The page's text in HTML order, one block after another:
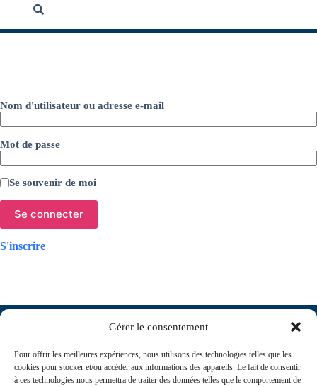
Gérer le consentement
Pour offrir les meilleures expériences, nous utilisons des technologies telles que les
cookies pour stocker et/ou accéder aux informations des appareils. Le fait de consentir
à ces technologies nous permettra de traiter des données telles que le comportement de
Nom d'utilisateur ou adresse e-mail
Mot de passe
Se souvenir de moi
S'inscrire